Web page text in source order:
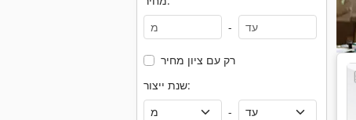
-
רק עם ציון מחיר
שנת ייצור:
-